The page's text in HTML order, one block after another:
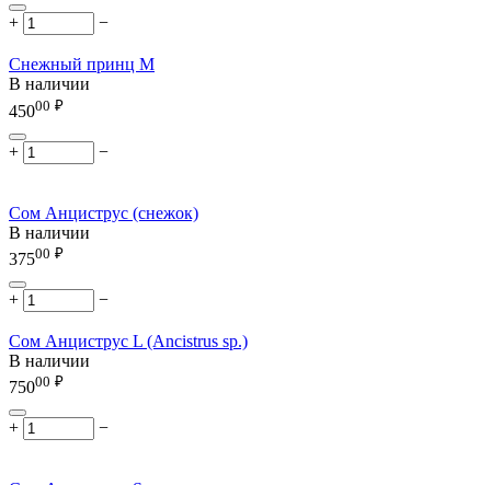
+ −
Снежный принц М
В наличии
45000 ₽
+ −
Сом Анциструс (снежок)
В наличии
37500 ₽
+ −
Сом Анциструс L (Ancistrus sp.)
В наличии
75000 ₽
+ −